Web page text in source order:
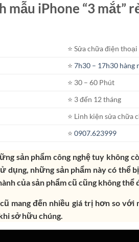
iPhone “3 mắt”
⭐️ Sửa chữa điện thoại
⭐️7h30 – 17h30 hàng
⭐️ 30 – 60 Phút
⭐️ 3 đến 12 tháng
⭐️ Linh kiện sửa chữa
⭐️0907.623999
sản phẩm công nghệ tuy không
dụng, những sản phẩm này có
của sản phẩm cũ cũng không thể
mang đến nhiều giá trị hơn so
sở hữu chúng.